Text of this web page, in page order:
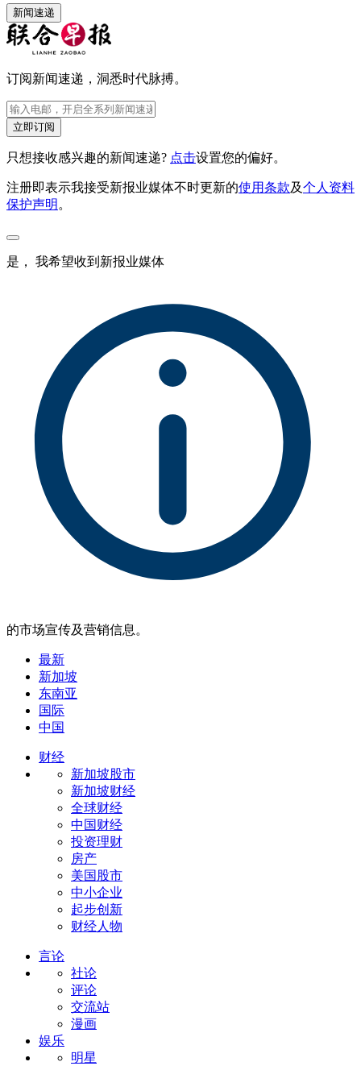
新闻速递
订阅新闻速递，洞悉时代脉搏。
立即订阅
只想接收感兴趣的新闻速递? 点击设置您的偏好。
注册即表示我接受新报业媒体不时更新的使用条款及个人资料
保护声明 。
是， 我希望收到新报业媒体
的市场宣传及营销信息。
最新
新加坡
东南亚
国际
中国
财经
新加坡股市
新加坡财经
全球财经
中国财经
投资理财
房产
美国股市
中小企业
起步创新
财经人物
言论
社论
评论
交流站
漫画
娱乐
明星